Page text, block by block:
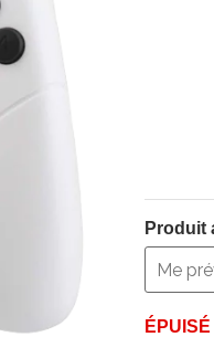
Produit
ÉPUISÉ